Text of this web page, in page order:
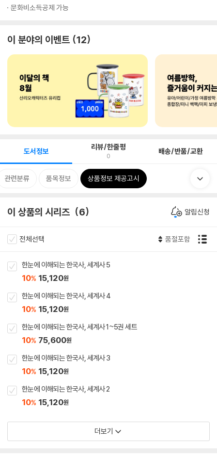
문화비소득공제 가능
이 분야의 이벤트 12
도서정보 리뷰/한줄평
0 배송/반품/교환
관련분류 품목정보 상품정보 제공고시
이 상품의 시리즈 6 알림신청
전체선택 품절포함
한눈에 이해되는 한국사, 세계사 5
10% 15,120원
한눈에 이해되는 한국사, 세계사 4
10% 15,120원
한눈에 이해되는 한국사, 세계사 1~5권 세트
10% 75,600원
한눈에 이해되는 한국사, 세계사 3
10% 15,120원
한눈에 이해되는 한국사, 세계사 2
10% 15,120원
더보기